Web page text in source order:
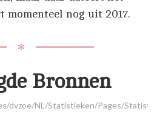
momenteel nog uit 2017.
✻
Bronnen
dvzoe/NL/Statistieken/Pages/